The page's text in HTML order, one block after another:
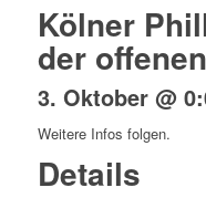
Kölner
der
3. Oktober @
Weitere Infos folgen.
Details